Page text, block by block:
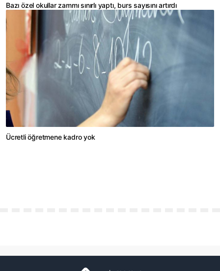
Bazı özel okullar zammı sınırlı yaptı, burs sayısını artırdı
Ücretli öğretmene kadro yok